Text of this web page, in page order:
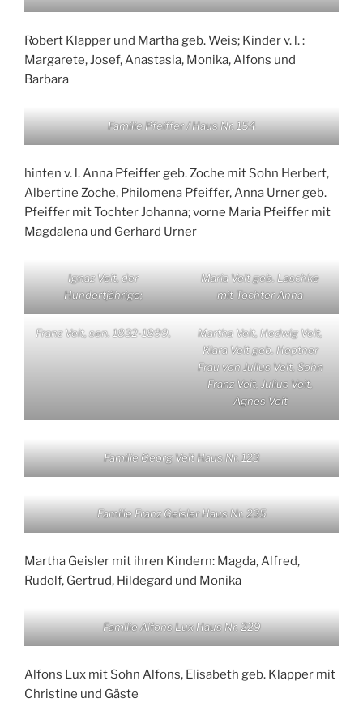
Robert Klapper und Martha geb. Weis; Kinder v. l. :
Margarete, Josef, Anastasia, Monika, Alfons und
Barbara
Familie Pfeiffer / Haus Nr. 154
hinten v. l. Anna Pfeiffer geb. Zoche mit Sohn Herbert,
Albertine Zoche, Philomena Pfeiffer, Anna Urner geb.
Pfeiffer mit Tochter Johanna; vorne Maria Pfeiffer mit
Magdalena und Gerhard Urner
Ignaz Veit, der
Hundertjährige;
Maria Veit geb. Laschke
mit Tochter Anna
Franz Veit, sen. 1832-1899,
Martha Veit, Hedwig Veit,
Klara Veit geb. Heptner
Frau von Julius Veit, Sohn
Franz Veit, Julius Veit,
Agnes Veit
Familie Georg Veit Haus Nr. 123
Familie Franz Geisler Haus Nr. 235
Martha Geisler mit ihren Kindern: Magda, Alfred,
Rudolf, Gertrud, Hildegard und Monika
Familie Alfons Lux Haus Nr. 229
Alfons Lux mit Sohn Alfons, Elisabeth geb. Klapper mit
Christine und Gäste